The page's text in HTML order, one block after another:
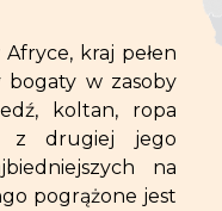
kraj pełen
bogaty w zasoby
koltan, ropa
z drugiej jego
na
pogrążone jest